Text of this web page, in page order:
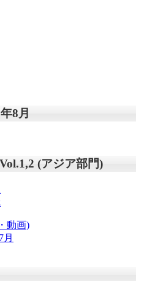
8月
(アジア部門)
動画)